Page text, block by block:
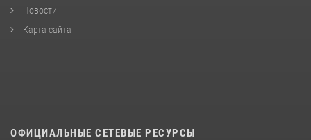
Новости
Карта сайта
ОФИЦИАЛЬНЫЕ СЕТЕВЫЕ РЕСУРСЫ